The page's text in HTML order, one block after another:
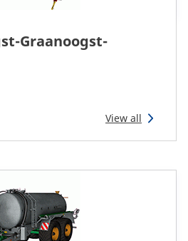
Graanoogst-
View all